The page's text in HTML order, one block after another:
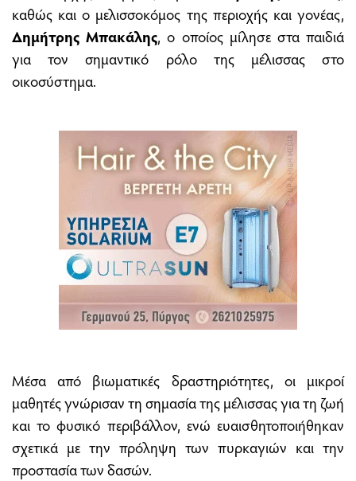
καθώς και ο μελισσοκόμος της περιοχής και γονέας,
Δημήτρης Μπακάλης, ο οποίος μίλησε στα παιδιά
για τον σημαντικό ρόλο της μέλισσας στο
οικοσύστημα.
Μέσα από βιωματικές δραστηριότητες, οι μικροί
μαθητές γνώρισαν τη σημασία της μέλισσας για τη ζωή
και το φυσικό περιβάλλον, ενώ ευαισθητοποιήθηκαν
σχετικά με την πρόληψη των πυρκαγιών και την
προστασία των δασών.